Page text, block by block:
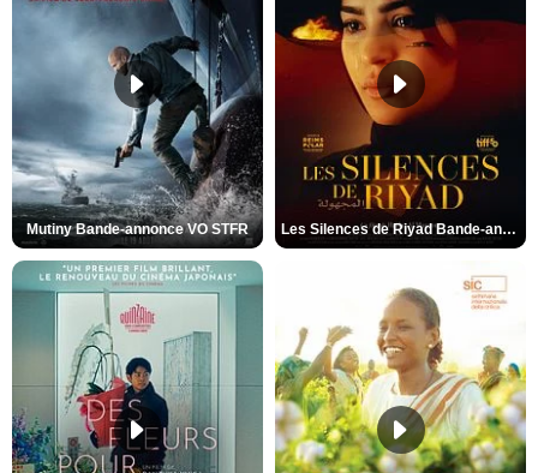
Mutiny Bande-annonce VO STFR Les Silences de Riyad Bande-annonce VO STFR